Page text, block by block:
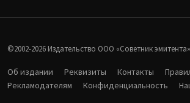
©2002-2026 Издательство ООО «‎Советник
Об издании Реквизиты Контакты
Рекламодателям
Конфиденциальность